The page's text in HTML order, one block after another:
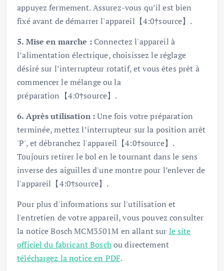
appuyez fermement. Assurez-vous qu’il est bien
fixé avant de démarrer l'appareil【4:0†source】.
5. Mise en marche :Connectez l'appareil à
l’alimentation électrique, choisissez le réglage
désiré sur l’interrupteur rotatif, et vous êtes prêt à
commencer le mélange ou la
préparation【4:0†source】.
6. Après utilisation :Une fois votre préparation
terminée, mettez l’interrupteur sur la position arrêt
'P', et débranchez l'appareil【4:0†source】.
Toujours retirer le bol en le tournant dans le sens
inverse des aiguilles d'une montre pour l’enlever de
l'appareil【4:0†source】.
Pour plus d'informations sur l'utilisation et
l'entretien de votre appareil, vous pouvez consulter
la notice Bosch MCM3501M en allant sur le site
officiel du fabricant Boschou directement
téléchargez la notice en PDF.